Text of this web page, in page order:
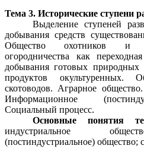
Тема 3. Исторические ступени
Выделение ступеней
добывания средств
Общество охотников и
огородничества как
добывания готовых
продуктов окультуренных.
скотоводов. Аграрное
Информационное
Социальный процесс.
Основные понятия
индустриальное
(постиндустриальное) общество;